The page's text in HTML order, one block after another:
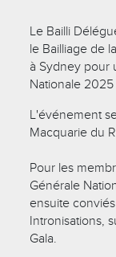
Le Bailli
le Bailliage de
à Sydney pour
Nationale 2025
L'événement
Macquarie du
Pour les
Générale
ensuite
Intronisations,
Gala.